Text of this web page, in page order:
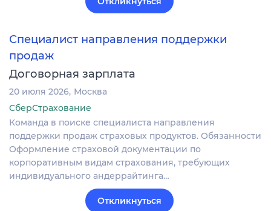
Специалист направления поддержки
продаж
Договорная зарплата
20 июля 2026 Москва
СберСтрахование
Команда в поиске специалиста направления
поддержки продаж страховых продуктов. Обязанности
Оформление страховой документации по
корпоративным видам страхования, требующих
индивидуального андеррайтинга…
Откликнуться